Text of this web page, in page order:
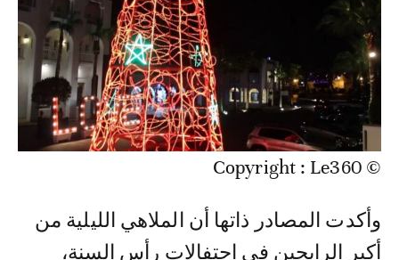
© Copyright : Le360
وأكدت المصادر ذاتها أن الملاهي الليلية من
أكبر الرابحين في احتفالات رأس السنة،